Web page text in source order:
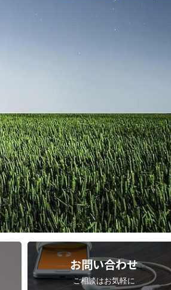
お問い合わせ
ご相談はお気軽に